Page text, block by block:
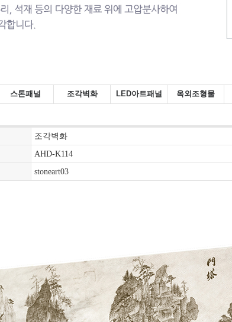
스톤패널 조각벽화 LED아트패널 옥외조형물
조각벽화
AHD-K114
stoneart03